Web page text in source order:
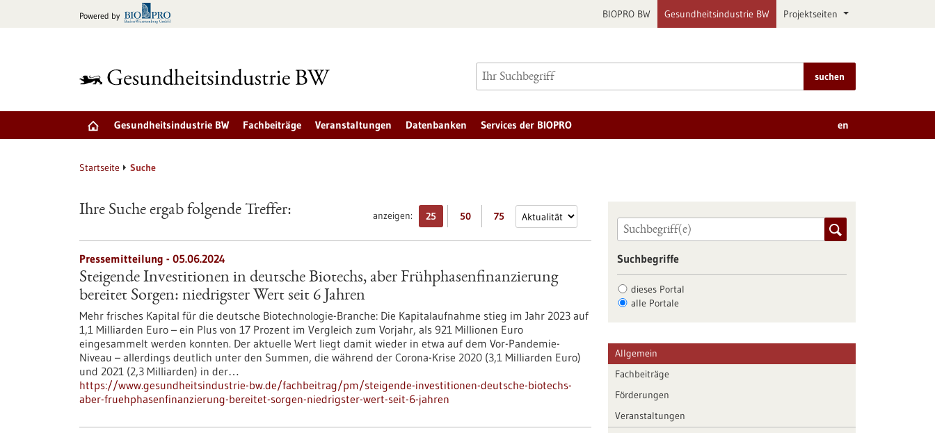
Powered by BIOPRO BW Gesundheitsindustrie BW Projektseiten
suchen
Gesundheitsindustrie BW Fachbeiträge Veranstaltungen Datenbanken Services der BIOPRO en
Startseite Suche
anzeigen: 25 50 75
Ihre Suche ergab folgende Treffer:
Pressemitteilung - 05.06.2024
Steigende Investitionen in deutsche Biotechs, aber Frühphasenfinanzierung
bereitet Sorgen: niedrigster Wert seit 6 Jahren
Mehr frisches Kapital für die deutsche Biotechnologie-Branche: Die Kapitalaufnahme stieg im Jahr 2023 auf
1,1 Milliarden Euro – ein Plus von 17 Prozent im Vergleich zum Vorjahr, als 921 Millionen Euro
eingesammelt werden konnten. Der aktuelle Wert liegt damit wieder in etwa auf dem Vor-Pandemie-
Niveau – allerdings deutlich unter den Summen, die während der Corona-Krise 2020 (3,1 Milliarden Euro)
und 2021 (2,3 Milliarden) in der…
https://www.gesundheitsindustrie-bw.de/fachbeitrag/pm/steigende-investitionen-deutsche-biotechs-
aber-fruehphasenfinanzierung-bereitet-sorgen-niedrigster-wert-seit-6-jahren
Suchbegriffe
dieses Portal
alle Portale
Allgemein
Fachbeiträge
Förderungen
Veranstaltungen